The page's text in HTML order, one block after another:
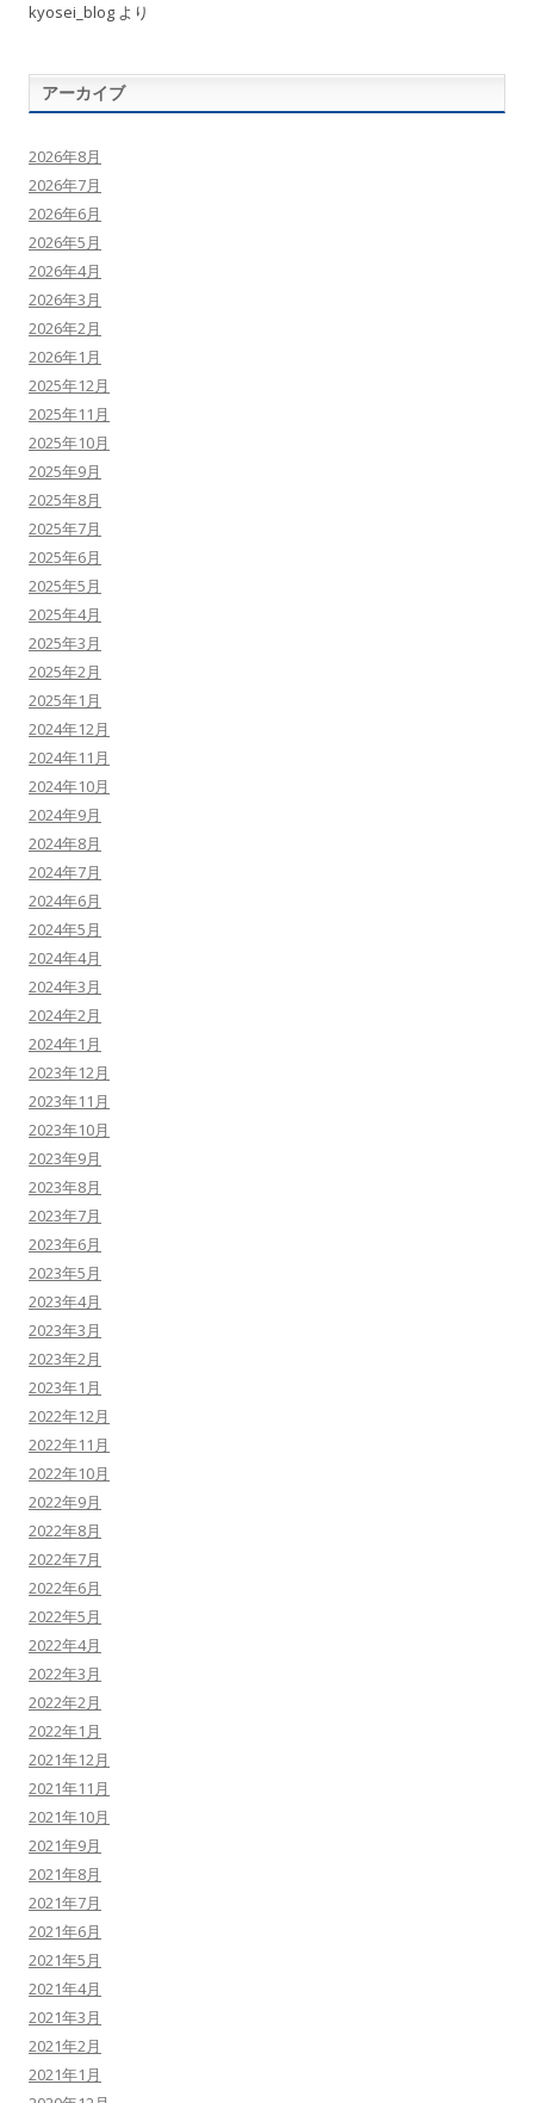
kyosei_blog より
アーカイブ
2026年8月
2026年7月
2026年6月
2026年5月
2026年4月
2026年3月
2026年2月
2026年1月
2025年12月
2025年11月
2025年10月
2025年9月
2025年8月
2025年7月
2025年6月
2025年5月
2025年4月
2025年3月
2025年2月
2025年1月
2024年12月
2024年11月
2024年10月
2024年9月
2024年8月
2024年7月
2024年6月
2024年5月
2024年4月
2024年3月
2024年2月
2024年1月
2023年12月
2023年11月
2023年10月
2023年9月
2023年8月
2023年7月
2023年6月
2023年5月
2023年4月
2023年3月
2023年2月
2023年1月
2022年12月
2022年11月
2022年10月
2022年9月
2022年8月
2022年7月
2022年6月
2022年5月
2022年4月
2022年3月
2022年2月
2022年1月
2021年12月
2021年11月
2021年10月
2021年9月
2021年8月
2021年7月
2021年6月
2021年5月
2021年4月
2021年3月
2021年2月
2021年1月